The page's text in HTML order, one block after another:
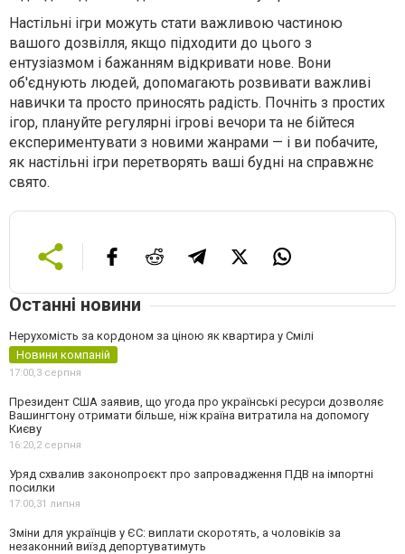
Настільні ігри можуть стати важливою частиною
вашого дозвілля, якщо підходити до цього з
ентузіазмом і бажанням відкривати нове. Вони
об'єднують людей, допомагають розвивати важливі
навички та просто приносять радість. Почніть з простих
ігор, плануйте регулярні ігрові вечори та не бійтеся
експериментувати з новими жанрами — і ви побачите,
як настільні ігри перетворять ваші будні на справжнє
свято.
Останні новини
Нерухомість за кордоном за ціною як квартира у Смілі
Новини компаній
17:00,3 серпня
Президент США заявив, що угода про українські ресурси дозволяє
Вашингтону отримати більше, ніж країна витратила на допомогу
Києву
16:20,2 серпня
Уряд схвалив законопроєкт про запровадження ПДВ на імпортні
посилки
17:00,31 липня
Зміни для українців у ЄС: виплати скоротять, а чоловіків за
незаконний виїзд депортуватимуть